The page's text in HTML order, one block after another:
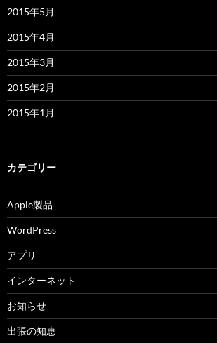
2015年5月
2015年4月
2015年3月
2015年2月
2015年1月
カテゴリー
Apple製品
WordPress
アプリ
インターネット
お知らせ
出張の知恵